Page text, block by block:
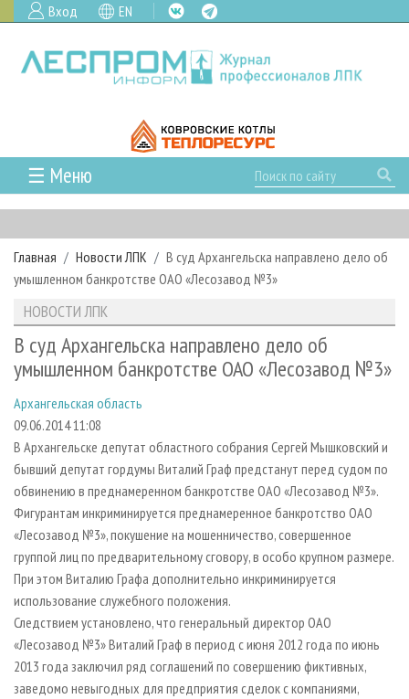
Вход EN
☰ Меню
ГЛАВНАЯ
РУБРИКИ И ТЕМЫ
РУБРИКИ ЖУРНАЛА
ЛЕСОЗАГОТОВКА
ЛЕСОПИЛЕНИЕ
СУШКА ДРЕВЕСИНЫ
ПРОИЗВОДСТВО ДРЕВЕСНЫХ ПЛИТ
ДЕРЕВЯННОЕ ДОМОСТРОЕНИЕ
ПРОИЗВОДСТВО МЕБЕЛИ
БИОЭНЕРГЕТИКА
ЦБП
ИНСТРУМЕНТ И МАТЕРИАЛЫ
НОВОСТИ
НОВОСТИ ЛПК
НОВОСТИ ЖУРНАЛА
ПРОЕКТЫ ЛПИ
АНАЛИТИКА
ПРЕДПРИЯТИЯ ЛПК
ПЕРСОНЫ
МОБИЛЬНЫЕ ВЫСТАВКИ
ОФИЦИАЛЬНЫЕ ДЕЛЕГАЦИИ
ПРИОРИТЕТНЫЕ ИНВЕСТПРОЕКТЫ
RUSSIAN FORESTRY REVIEW
ГАЗЕТА ЛЕСПРОМФОРУМ
БИБЛИОТЕКА СПЕЦИАЛИСТА
АРХИВ ЖУРНАЛОВ
О ЖУРНАЛЕ
ПОДПИСКА
КОНТАКТЫ
РЕКЛАМОДАТЕЛЯМ
РЕКЛАМА
РЕКЛАМА НА САЙТЕ
Главная Новости ЛПК
В суд Архангельска направлено дело об
умышленном банкротстве ОАО «Лесозавод №3»
НОВОСТИ ЛПК
В суд Архангельска направлено дело об
умышленном банкротстве ОАО «Лесозавод №3»
Архангельская область
09.06.2014 11:08
В Архангельске депутат областного собрания Сергей Мышковский и
бывший депутат гордумы Виталий Граф предстанут перед судом по
обвинению в преднамеренном банкротстве ОАО «Лесозавод №3».
Фигурантам инкриминируется преднамеренное банкротство ОАО
«Лесозавод №3», покушение на мошенничество, совершенное
группой лиц по предварительному сговору, в особо крупном размере.
При этом Виталию Графа дополнительно инкриминируется
использование служебного положения.
Следствием установлено, что генеральный директор ОАО
«Лесозавод №3» Виталий Граф в период с июня 2012 года по июнь
2013 года заключил ряд соглашений по совершению фиктивных,
заведомо невыгодных для предприятия сделок с компаниями,